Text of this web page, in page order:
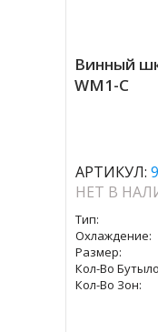
Винный
WM1-C
АРТИКУЛ:
НЕТ В
Тип:
Охлаждение:
Размер:
Кол-Во
Кол-Во Зон: